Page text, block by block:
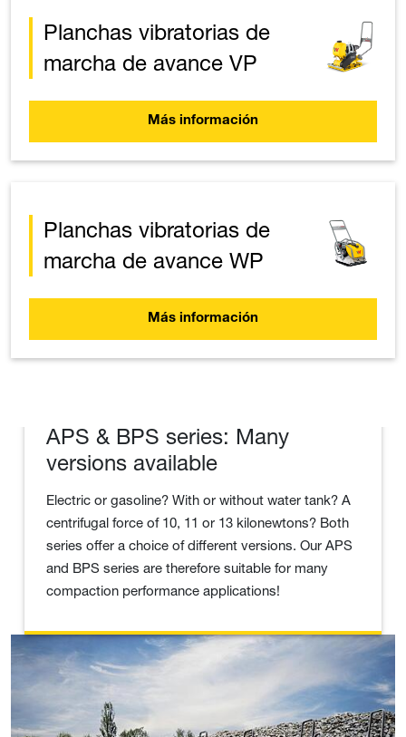
Planchas vibratorias de
marcha de avance VP
Más información
Planchas vibratorias de
marcha de avance WP
Más información
APS & BPS series: Many
versions available
Electric or gasoline? With or without water tank? A
centrifugal force of 10, 11 or 13 kilonewtons? Both
series offer a choice of different versions. Our APS
and BPS series are therefore suitable for many
compaction performance applications!